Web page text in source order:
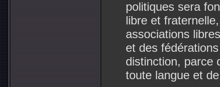
politiques sera
libre et
associations
et des
distinction, parce
toute langue et